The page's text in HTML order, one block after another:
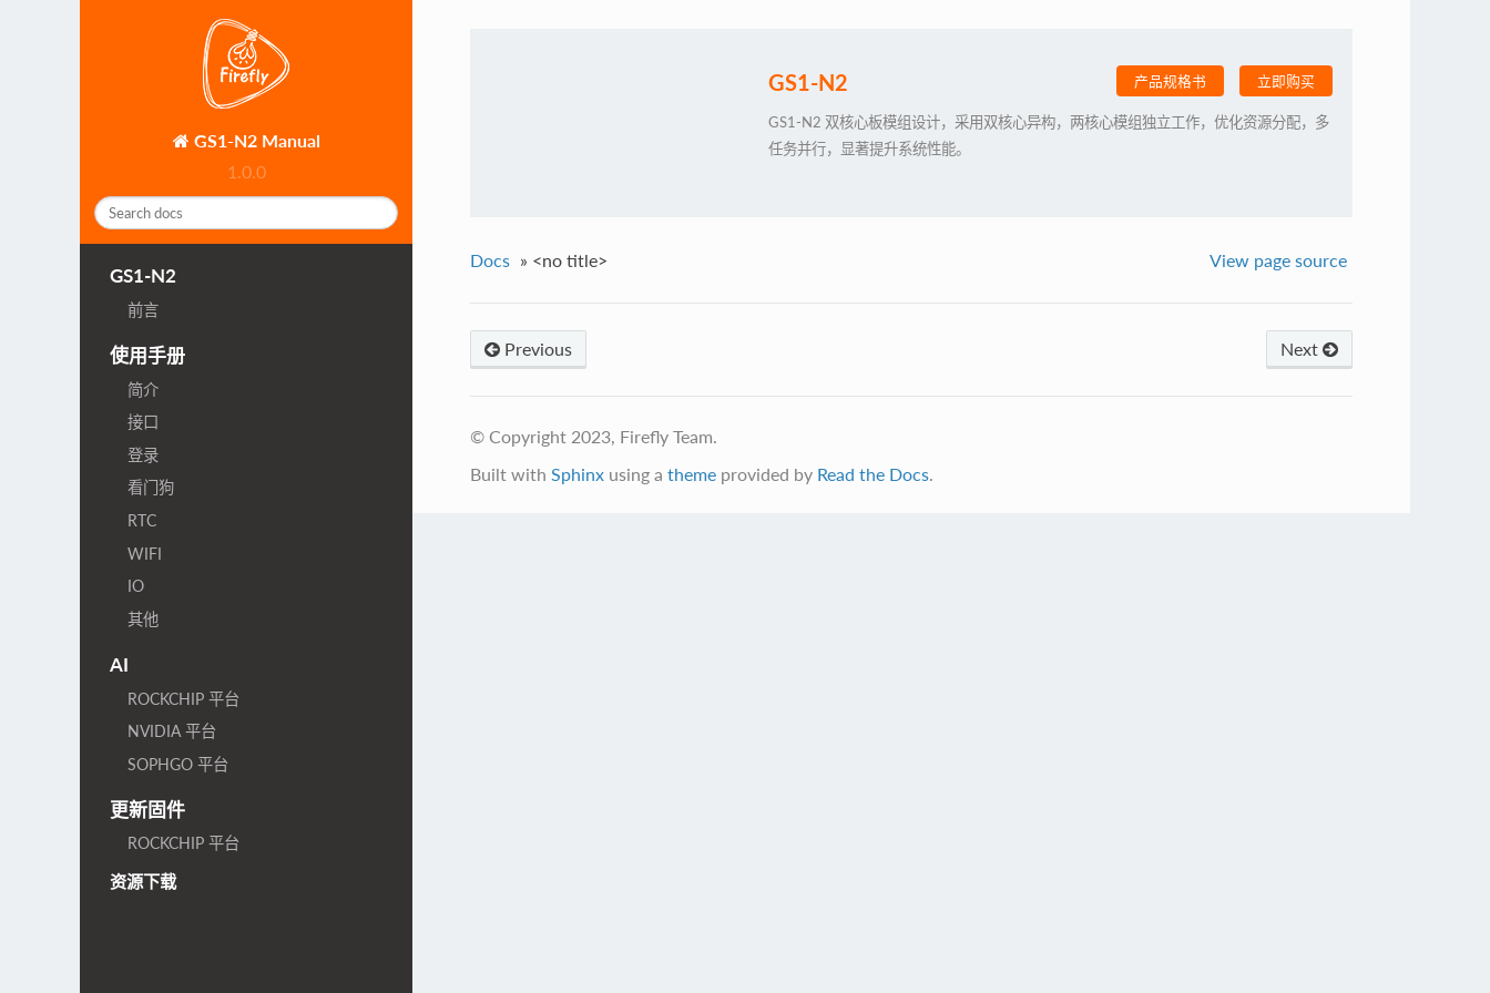
GS1-N2 Manual
1.0.0
GS1-N2
前言
使用手册
简介
接口
登录
看门狗
RTC
WIFI
IO
其他
AI
ROCKCHIP 平台
NVIDIA 平台
SOPHGO 平台
更新固件
ROCKCHIP 平台
资源下载
GS1-N2 产品规格书 立即购买
GS1-N2 双核心板模组设计，采用双核心异构，两核心模组独立工作，优化资源分配，多
任务并行，显著提升系统性能。
Docs » <no title> View page source
Next
Previous
© Copyright 2023, Firefly Team.
Built with Sphinxusing a themeprovided by Read the Docs.